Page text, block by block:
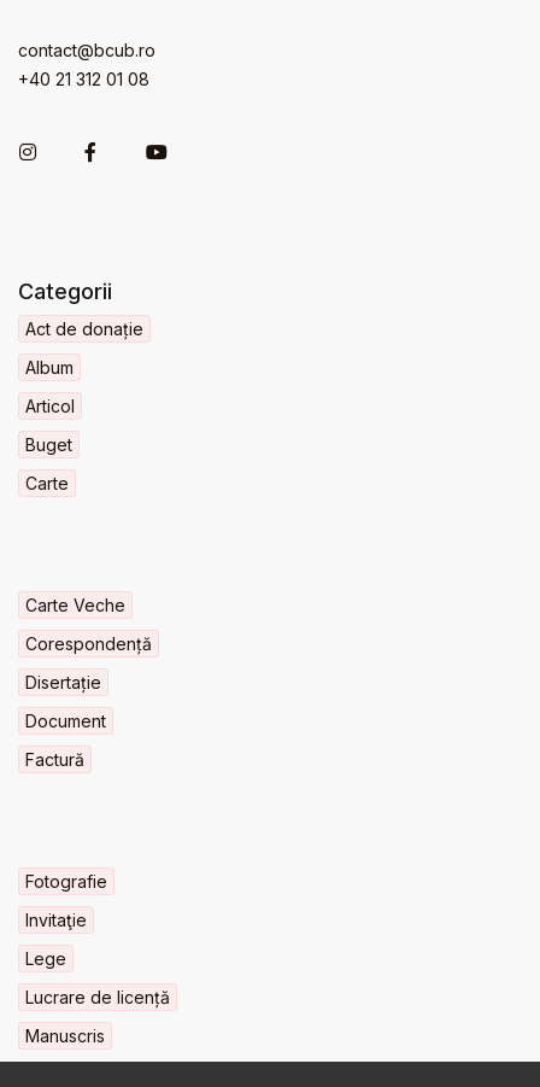
contact@bcub.ro
+40 21 312 01 08
Categorii
Act de donație
Album
Articol
Buget
Carte
Carte Veche
Corespondență
Disertație
Document
Factură
Fotografie
Invitaţie
Lege
Lucrare de licență
Manuscris